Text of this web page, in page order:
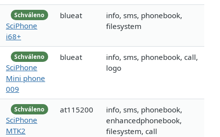
Schváleno
SciPhone
i68+
blueat
info, sms, phonebook,
filesystem
Schváleno
SciPhone
Mini phone
009
blueat
info, sms, phonebook, call,
logo
Schváleno
SciPhone
MTK2
at115200
info, sms, phonebook,
enhancedphonebook,
filesystem, call